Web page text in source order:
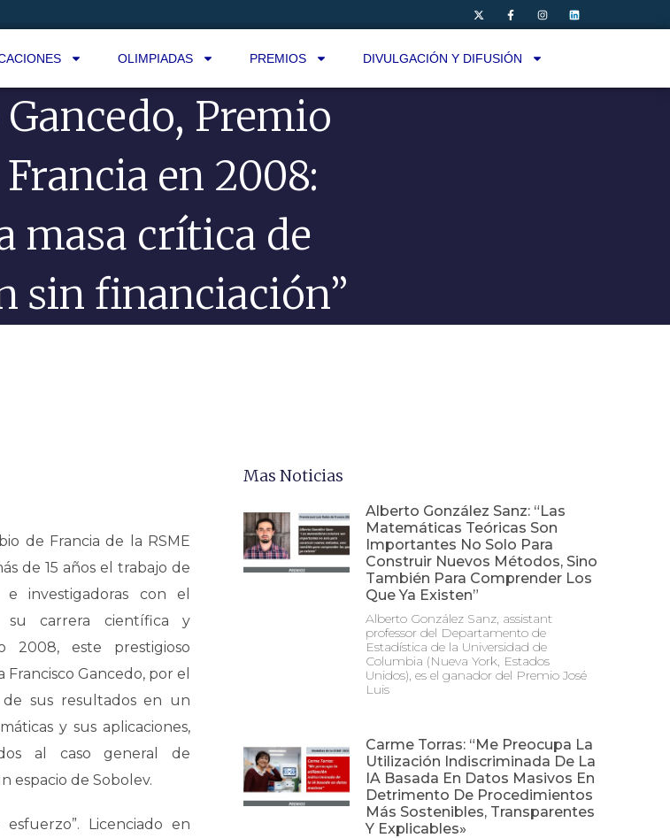
OLIMPIADAS PREMIOS DIVULGACIÓN Y DIFUSIÓN
Premio
en 2008:
masa crítica de
sin financiación”
de Francia de la RSME
de 15 años el trabajo de
e investigadoras con el
su carrera científica y
2008, este prestigioso
Gancedo, por el
sus resultados en un
y sus aplicaciones,
al caso general de
espacio de Sobolev.
Licenciado en
Mas Noticias
Alberto González Sanz: “Las
Matemáticas Teóricas Son
Importantes No Solo Para
Construir Nuevos Métodos, Sino
También Para Comprender Los
Que Ya Existen”
Alberto González Sanz, assistant
professor del Departamento de
Estadística de la Universidad de
Columbia (Nueva York, Estados
Unidos), es el ganador del Premio José
Luis
Carme Torras: “Me Preocupa La
Utilización Indiscriminada De La
IA Basada En Datos Masivos En
Detrimento De Procedimientos
Más Sostenibles, Transparentes
Y Explicables»